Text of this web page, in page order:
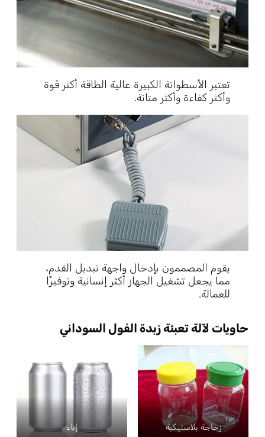
تعتبر الأسطوانة الكبيرة عالية الطاقة أكثر قوة
وأكثر كفاءة وأكثر متانة.
يقوم المصممون بإدخال واجهة تبديل القدم،
مما يجعل تشغيل الجهاز أكثر إنسانية وتوفيرًا
للعمالة.
حاويات لآلة تعبئة زبدة الفول السوداني
زجاجة بلاستيكية إناء